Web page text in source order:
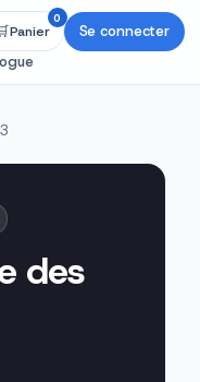
Panier
0
Se connecter
des